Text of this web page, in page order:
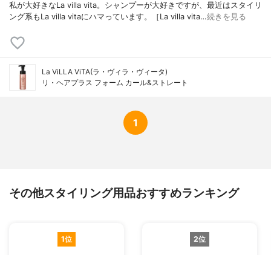
私が大好きなLa villa vita。シャンプーが大好きですが、最近はスタイリ
ング系もLa villa vitaにハマっています。［La villa vita…続きを見る
La ViLLA ViTA(ラ・ヴィラ・ヴィータ)
リ・ヘアプラス フォーム カール&ストレート
1
その他スタイリング用品おすすめランキング
1位 2位